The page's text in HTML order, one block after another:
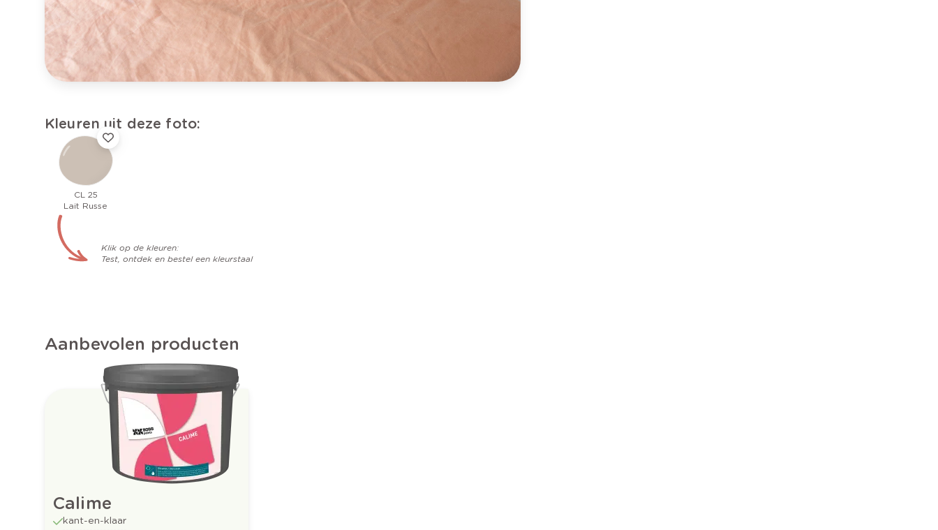
Kleuren uit deze foto:
CL 25
Lait Russe
Klik op de kleuren:
Test, ontdek en bestel een kleurstaal
Aanbevolen producten
Calime
kant-en-klaar